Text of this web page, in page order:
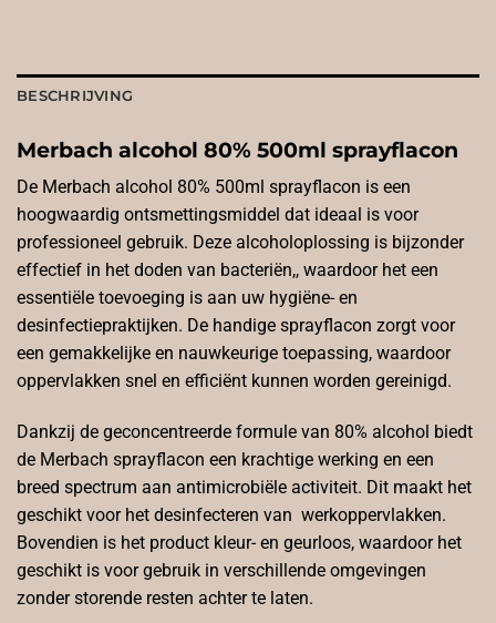
BESCHRIJVING
Merbach alcohol 80% 500ml sprayflacon
De Merbach alcohol 80% 500ml sprayflacon is een
hoogwaardig ontsmettingsmiddel dat ideaal is voor
professioneel gebruik. Deze alcoholoplossing is bijzonder
effectief in het doden van bacteriën,, waardoor het een
essentiële toevoeging is aan uw hygiëne- en
desinfectiepraktijken. De handige sprayflacon zorgt voor
een gemakkelijke en nauwkeurige toepassing, waardoor
oppervlakken snel en efficiënt kunnen worden gereinigd.
Dankzij de geconcentreerde formule van 80% alcohol biedt
de Merbach sprayflacon een krachtige werking en een
breed spectrum aan antimicrobiële activiteit. Dit maakt het
geschikt voor het desinfecteren van werkoppervlakken.
Bovendien is het product kleur- en geurloos, waardoor het
geschikt is voor gebruik in verschillende omgevingen
zonder storende resten achter te laten.